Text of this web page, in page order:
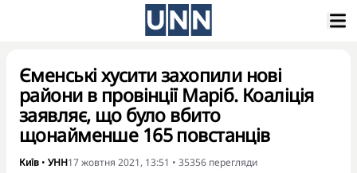
Єменські хусити захопили нові
райони в провінції Маріб. Коаліція
заявляє, що було вбито
щонайменше 165 повстанців
Київ • УНН17 жовтня 2021, 13:51 • 35356 перегляди